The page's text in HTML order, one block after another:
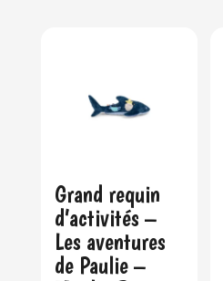
Grand requin
d’activités –
Les aventures
de Paulie –